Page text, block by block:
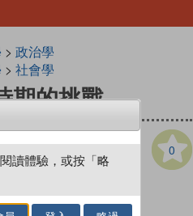
> 政治學
> 社會學
期的挑戰
0
讀體驗，或按「略